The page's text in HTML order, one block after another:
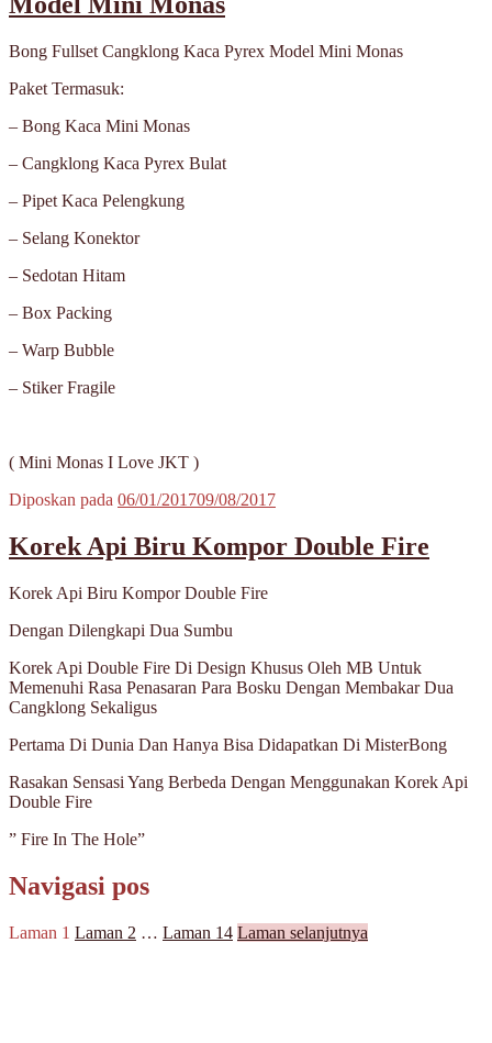
Bong Fullset Cangklong Kaca Pyrex Model Mini Monas
Paket Termasuk:
– Bong Kaca Mini Monas
– Cangklong Kaca Pyrex Bulat
– Pipet Kaca Pelengkung
– Selang Konektor
– Sedotan Hitam
– Box Packing
– Warp Bubble
– Stiker Fragile
( Mini Monas I Love JKT )
Diposkan pada 06/01/201709/08/2017
Korek Api Biru Kompor Double Fire
Korek Api Biru Kompor Double Fire
Dengan Dilengkapi Dua Sumbu
Korek Api Double Fire Di Design Khusus Oleh MB Untuk
Memenuhi Rasa Penasaran Para Bosku Dengan Membakar Dua
Cangklong Sekaligus
Pertama Di Dunia Dan Hanya Bisa Didapatkan Di MisterBong
Rasakan Sensasi Yang Berbeda Dengan Menggunakan Korek Api
Double Fire
” Fire In The Hole”
Navigasi pos
Laman 1 Laman 2 … Laman 14 Laman selanjutnya